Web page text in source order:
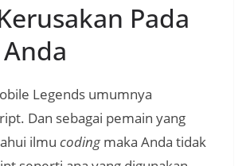
Pada
Legends umumnya
Dan sebagai pemain yang
ilmu codingmaka Anda tidak